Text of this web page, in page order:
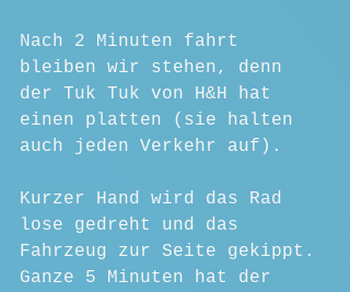
Nach 2 Minuten fahrt
bleiben wir stehen, denn
der Tuk Tuk von H&H hat
einen platten (sie halten
auch jeden Verkehr auf).
Kurzer Hand wird das Rad
lose gedreht und das
Fahrzeug zur Seite gekippt.
Ganze 5 Minuten hat der